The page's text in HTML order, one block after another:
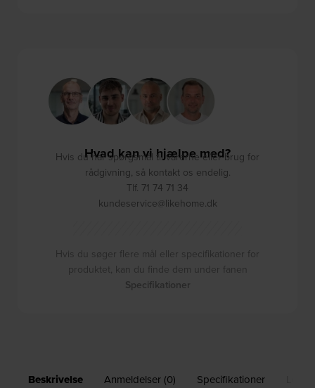
Beskrivelse Anmeldelser (0) Specifikationer
Hvad kan vi hjælpe med?
Hvis du har spørgsmål til varerne eller brug for
rådgivning, så kontakt os endelig.
Tlf. 71 74 71 34
kundeservice@likehome.dk
Hvis du søger flere mål eller specifikationer for
produktet, kan du finde dem under fanen
Specifikationer